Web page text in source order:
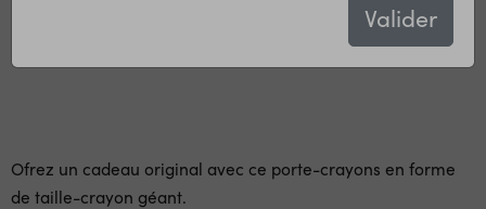
Valider
Ofrez un cadeau original avec ce porte-crayons en forme
de taille-crayon géant.